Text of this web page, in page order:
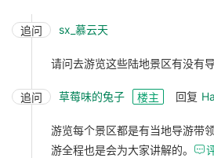
追问 sx_慕云天
请问去游览这些陆地景区有没有
追问 草莓味的兔子 楼主 回复
游览每个景区都是有当地导游带
游全程也是会为大家讲解的。 